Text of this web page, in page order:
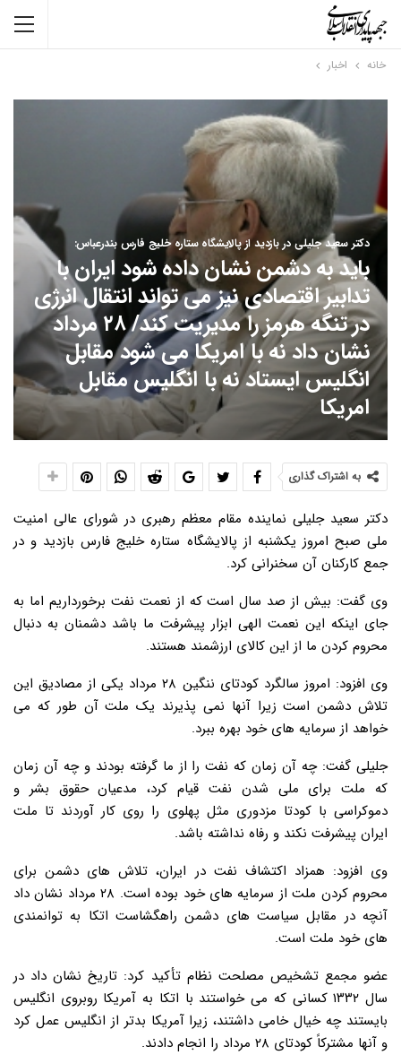
خانه اخبار
دکتر سعید جلیلی در بازدید از پالایشگاه ستاره خلیج فارس بندرعباس:
باید به دشمن نشان داده شود ایران با
تدابیر اقتصادی نیز می تواند انتقال انرژی
در تنگه هرمز را مدیریت کند/ ۲۸ مرداد
نشان داد نه با امریکا می شود مقابل
انگلیس ایستاد نه با انگلیس مقابل
امریکا
به اشتراک گذاری
دکتر سعید جلیلی نماینده مقام معظم رهبری در شورای عالی امنیت
ملی صبح امروز یکشنبه از پالایشگاه ستاره خلیج فارس بازدید و در
جمع کارکنان آن سخنرانی کرد.
وی گفت: بیش از صد سال است که از نعمت نفت برخورداریم اما به
جای اینکه این نعمت الهی ابزار پیشرفت ما باشد دشمنان به دنبال
محروم کردن ما از این کالای ارزشمند هستند.
وی افزود: امروز سالگرد کودتای ننگین ۲۸ مرداد یکی از مصادیق این
تلاش دشمن است زیرا آنها نمی پذیرند یک ملت آن طور که می
خواهد از سرمایه های خود بهره ببرد.
جلیلی گفت: چه آن زمان که نفت را از ما گرفته بودند و چه آن زمان
که ملت برای ملی شدن نفت قیام کرد، مدعیان حقوق بشر و
دموکراسی با کودتا مزدوری مثل پهلوی را روی کار آوردند تا ملت
ایران پیشرفت نکند و رفاه نداشته باشد.
وی افزود: همزاد اکتشاف نفت در ایران، تلاش های دشمن برای
محروم کردن ملت از سرمایه های خود بوده است. ۲۸ مرداد نشان داد
آنچه در مقابل سیاست های دشمن راهگشاست اتکا به توانمندی
های خود ملت است.
عضو مجمع تشخیص مصلحت نظام تأکید کرد: تاریخ نشان داد در
سال ۱۳۳۲ کسانی که می خواستند با اتکا به آمریکا روبروی انگلیس
بایستند چه خیال خامی داشتند، زیرا آمریکا بدتر از انگلیس عمل کرد
و آنها مشترکاً کودتای ۲۸ مرداد را انجام دادند.